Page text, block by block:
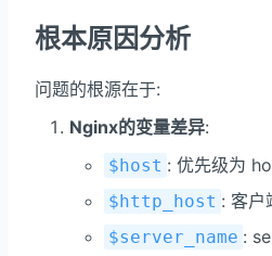
根本原因分析
问题的根源在于:
Nginx的变量差异:
$host : 优先级为
$http_host : 客户
$server_name :